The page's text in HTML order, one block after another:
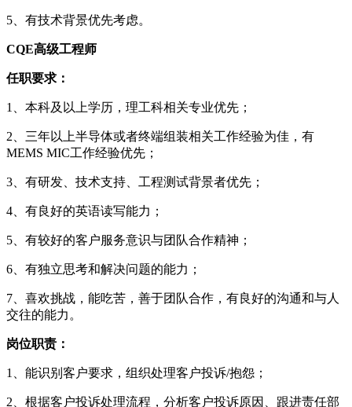
5、有技术背景优先考虑。
CQE高级工程师
任职要求：
1、本科及以上学历，理工科相关专业优先；
2、三年以上半导体或者终端组装相关工作经验为佳，有
MEMS MIC工作经验优先；
3、有研发、技术支持、工程测试背景者优先；
4、有良好的英语读写能力；
5、有较好的客户服务意识与团队合作精神；
6、有独立思考和解决问题的能力；
7、喜欢挑战，能吃苦，善于团队合作，有良好的沟通和与人
交往的能力。
岗位职责：
1、能识别客户要求，组织处理客户投诉/抱怨；
2、根据客户投诉处理流程，分析客户投诉原因、跟进责任部